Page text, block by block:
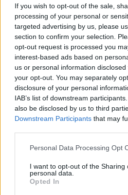
If you wish to opt-out of the sale,
processing of your personal or
targeted advertising by us, please
section to confirm your selection.
opt-out request is processed you
interest-based ads based on
us or personal information
your opt-out. You may separately
disclosure of your personal
IAB’s list of downstream
also be disclosed by us to third
Downstream Participants that may
Personal Data Processing Opt
I want to opt-out of the Sharing
personal data.
Opted In